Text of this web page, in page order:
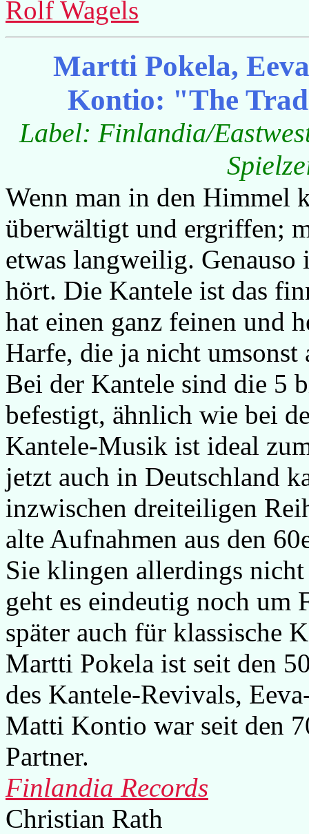
Rolf Wagels
Martti Pokela,
Kontio: "The
Label: Finlandia/
Wenn man in den Himmel
überwältigt und ergriffen;
etwas langweilig.
hört. Die Kantele ist das
hat einen ganz feinen und
Harfe, die ja nicht
Bei der Kantele sind die 5
befestigt, ähnlich wie bei
Kantele-Musik ist ideal
jetzt auch in Deutschland
inzwischen dreiteiligen
alte Aufnahmen aus den
Sie klingen allerdings
geht es eindeutig noch
später auch für klassische
Martti Pokela ist seit den
des Kantele-Revivals,
Matti Kontio war seit den
Partner.
Finlandia Records
Christian Rath